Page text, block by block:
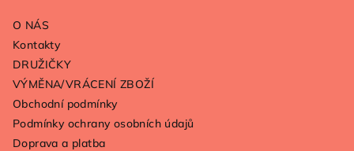
O NÁS
Kontakty
DRUŽIČKY
VÝMĚNA/VRÁCENÍ ZBOŽÍ
Obchodní podmínky
Podmínky ochrany osobních údajů
Doprava a platba